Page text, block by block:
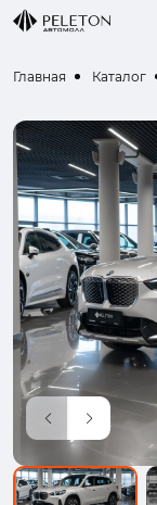
Главная Каталог